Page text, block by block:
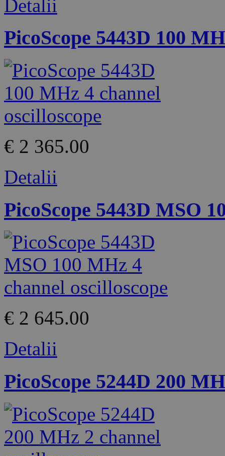
Detalii
PicoScope 5443D 100
€ 2 365.00
Detalii
PicoScope 5443D MSO
€ 2 645.00
Detalii
PicoScope 5244D 200